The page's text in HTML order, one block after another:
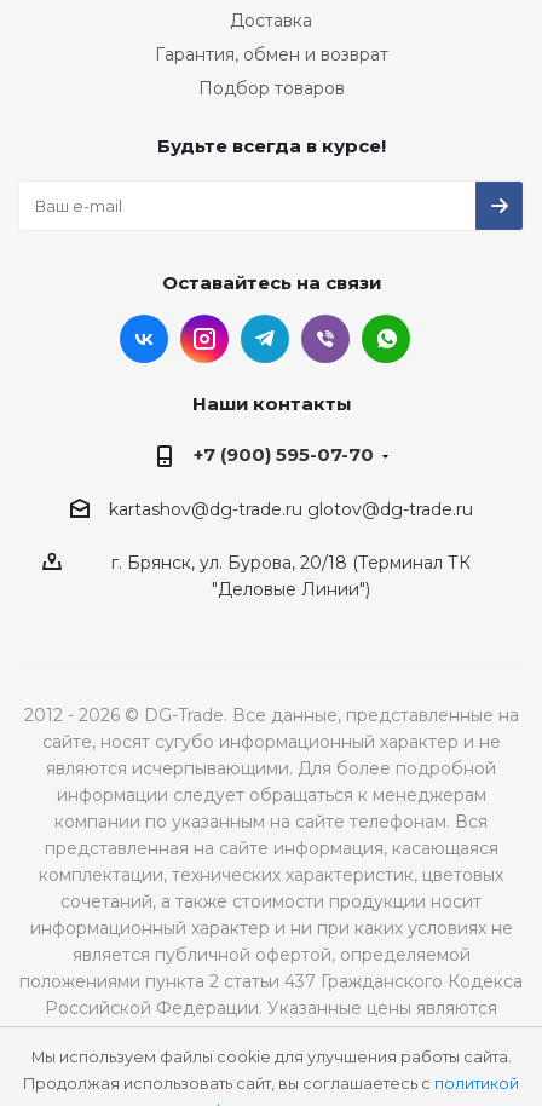
Мы используем файлы cookie для улучшения работы сайта.
Продолжая использовать сайт, вы соглашаетесь с политикой
Доставка
Гарантия, обмен и возврат
Подбор товаров
Будьте всегда в курсе!
Оставайтесь на связи
Наши контакты
+7 (900) 595-07-70
kartashov@dg-trade.ru glotov@dg-trade.ru
г. Брянск, ул. Бурова, 20/18 (Терминал ТК
"Деловые Линии")
2012 - 2026 © DG-Trade. Все данные, представленные на
сайте, носят сугубо информационный характер и не
являются исчерпывающими. Для более подробной
информации следует обращаться к менеджерам
компании по указанным на сайте телефонам. Вся
представленная на сайте информация, касающаяся
комплектации, технических характеристик, цветовых
сочетаний, а также стоимости продукции носит
информационный характер и ни при каких условиях не
является публичной офертой, определяемой
положениями пункта 2 статьи 437 Гражданского Кодекса
Российской Федерации. Указанные цены являются
действительных цен.